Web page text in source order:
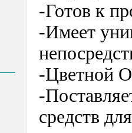
-Готов к
-Имеет
-Цветной
-
средств